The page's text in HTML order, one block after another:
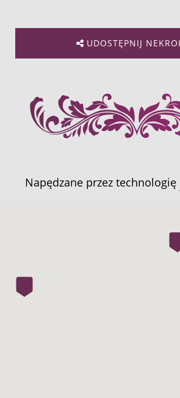
UDOSTĘPNIJ
Napędzane przez technologię